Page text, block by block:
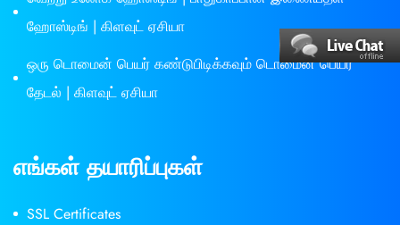
ஹோஸ்டிங் | கிளவுட் ஏசியா
ஒரு டொமைன் பெயர் கண்டுபிடிக்கவும் டொமைன் பெயர்
தேடல் | கிளவுட் ஏசியா
எங்கள் தயாரிப்புகள்
SSL Certificates